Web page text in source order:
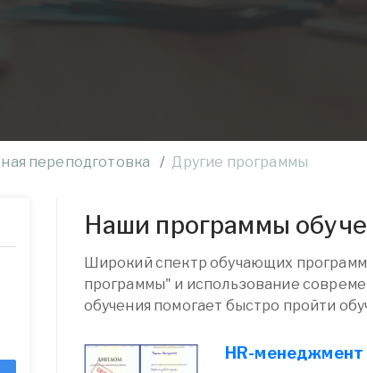
переподготовка Другие программы
Наши программы
Широкий спектр обучающих
программы" и использование
обучения помогает быстро пройти
HR-менеджмент